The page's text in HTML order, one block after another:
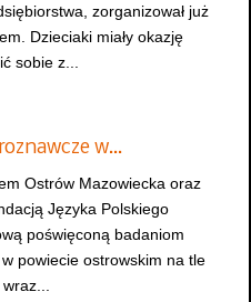
zorganizował już
Dzieciaki miały okazję
sobie z...
w…
Ostrów Mazowiecka oraz
Języka Polskiego
poświęconą badaniom
powiecie ostrowskim na tle